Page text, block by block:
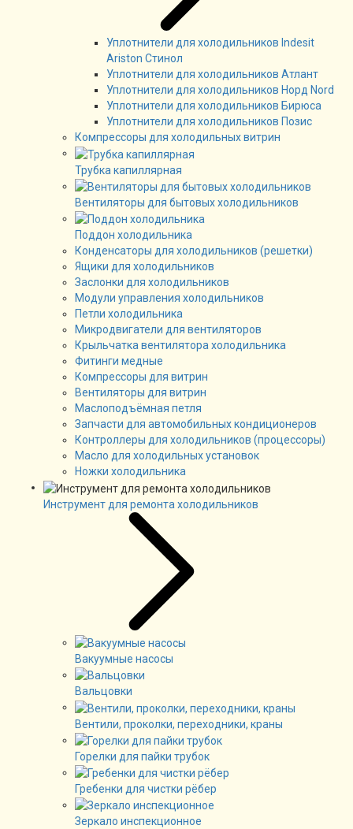
Уплотнители для холодильников Indesit
Ariston Стинол
Уплотнители для холодильников Атлант
Уплотнители для холодильников Норд Nord
Уплотнители для холодильников Бирюса
Уплотнители для холодильников Позис
Компрессоры для холодильных витрин
Трубка капиллярная
Вентиляторы для бытовых холодильников
Поддон холодильника
Конденсаторы для холодильников (решетки)
Ящики для холодильников
Заслонки для холодильников
Модули управления холодильников
Петли холодильника
Микродвигатели для вентиляторов
Крыльчатка вентилятора холодильника
Фитинги медные
Компрессоры для витрин
Вентиляторы для витрин
Маслоподъёмная петля
Запчасти для автомобильных кондиционеров
Контроллеры для холодильников (процессоры)
Масло для холодильных установок
Ножки холодильника
Инструмент для ремонта холодильников
Вакуумные насосы
Вальцовки
Вентили, проколки, переходники, краны
Горелки для пайки трубок
Гребенки для чистки рёбер
Зеркало инспекционное